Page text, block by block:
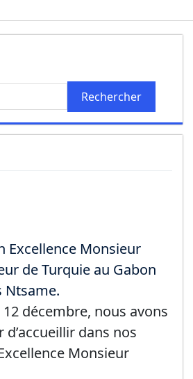
Rechercher
Excellence Monsieur
de Turquie au Gabon
Ntsame.
décembre, nous avons
d’accueillir dans nos
Monsieur